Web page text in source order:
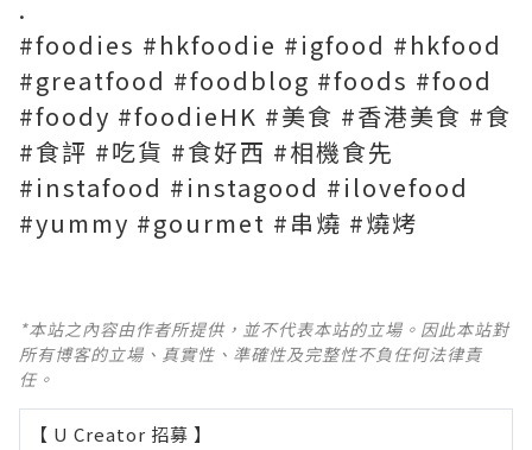
.
#foodies #hkfoodie #igfood #hkfood
#greatfood #foodblog #foods #food
#foody #foodieHK #美食 #香港美食 #食
#食評 #吃貨 #食好西 #相機食先
#instafood #instagood #ilovefood
#yummy #gourmet #串燒 #燒烤
*本站之內容由作者所提供，並不代表本站的立場。因此本站對
所有博客的立場、真實性、準確性及完整性不負任何法律責
任。
【 U Creator 招募 】